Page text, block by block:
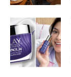
Next
post: